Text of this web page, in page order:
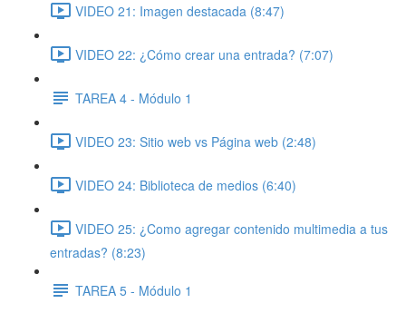
VIDEO 21: Imagen destacada (8:47)
VIDEO 22: ¿Cómo crear una entrada? (7:07)
TAREA 4 - Módulo 1
VIDEO 23: Sitio web vs Página web (2:48)
VIDEO 24: Biblioteca de medios (6:40)
VIDEO 25: ¿Como agregar contenido multimedia a tus
entradas? (8:23)
TAREA 5 - Módulo 1